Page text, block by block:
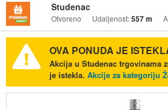
Studenac
Otvoreno Udaljenost:557 m
OVA PONUDA JE
Akcija u Studenac trgovinama
je istekla. Akcije za kategoriju